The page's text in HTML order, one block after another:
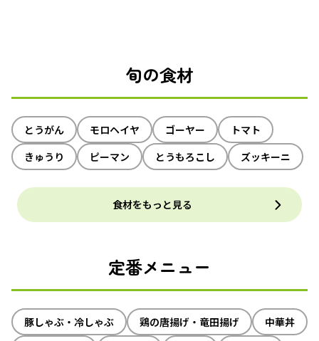
旬の食材
とうがん モロヘイヤ ゴーヤー
トマト
きゅうり
ピーマン とうもろこし ズッキーニ
食材をもっと見る
定番メニュー
豚しゃぶ・冷しゃぶ 鶏の唐揚げ・竜田揚げ
中華丼